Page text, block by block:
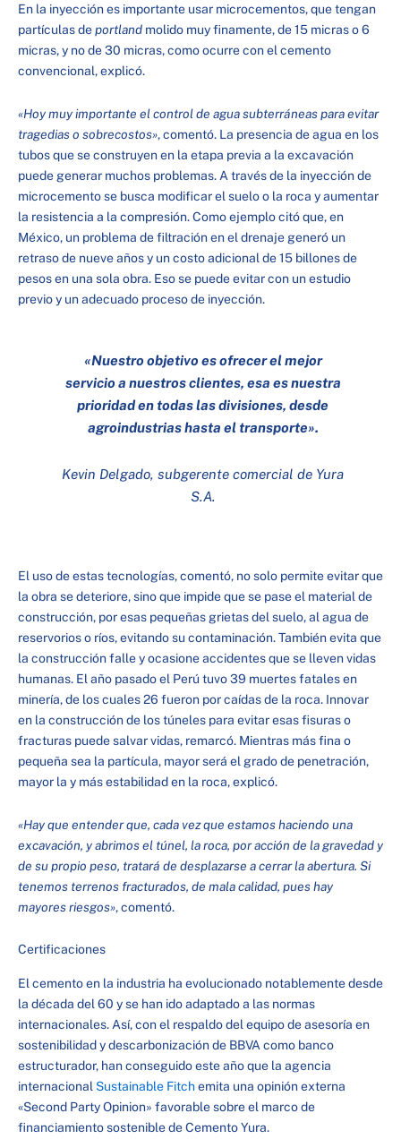
En la inyección es importante usar microcementos, que tengan
partículas deportland molido muy finamente, de 15 micras o 6
micras, y no de 30 micras, como ocurre con el cemento
convencional, explicó.
«Hoy muy importante el control de agua subterráneas para evitar
tragedias o sobrecostos», comentó. La presencia de agua en los
tubos que se construyen en la etapa previa a la excavación
puede generar muchos problemas. A través de la inyección de
microcemento se busca modificar el suelo o la roca y aumentar
la resistencia a la compresión. Como ejemplo citó que, en
México, un problema de filtración en el drenaje generó un
retraso de nueve años y un costo adicional de 15 billones de
pesos en una sola obra. Eso se puede evitar con un estudio
previo y un adecuado proceso de inyección.
«Nuestro objetivo es ofrecer el mejor
servicio a nuestros clientes, esa es nuestra
prioridad en todas las divisiones, desde
agroindustrias hasta el transporte».
Kevin Delgado, subgerente comercial de Yura
S.A.
El uso de estas tecnologías, comentó, no solo permite evitar que
la obra se deteriore, sino que impide que se pase el material de
construcción, por esas pequeñas grietas del suelo, al agua de
reservorios o ríos, evitando su contaminación. También evita que
la construcción falle y ocasione accidentes que se lleven vidas
humanas. El año pasado el Perú tuvo 39 muertes fatales en
minería, de los cuales 26 fueron por caídas de la roca. Innovar
en la construcción de los túneles para evitar esas fisuras o
fracturas puede salvar vidas, remarcó. Mientras más fina o
pequeña sea la partícula, mayor será el grado de penetración,
mayor la y más estabilidad en la roca, explicó.
«Hay que entender que, cada vez que estamos haciendo una
excavación, y abrimos el túnel, la roca, por acción de la gravedad y
de su propio peso, tratará de desplazarse a cerrar la abertura. Si
tenemos terrenos fracturados, de mala calidad, pues hay
mayores riesgos», comentó.
Certificaciones
El cemento en la industria ha evolucionado notablemente desde
la década del 60 y se han ido adaptado a las normas
internacionales. Así, con el respaldo del equipo de asesoría en
sostenibilidad y descarbonización de BBVA como banco
estructurador, han conseguido este año que la agencia
internacional Sustainable Fitchemita una opinión externa
«Second Party Opinion» favorable sobre el marco de
financiamiento sostenible de Cemento Yura.